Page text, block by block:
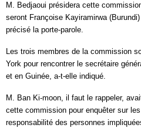
M. Bedjaoui présidera cette
seront Françoise Kayiramirwa
précisé la porte-parole.
Les trois membres de la commission
York pour rencontrer le secrétaire
et en Guinée, a-t-elle indiqué.
M. Ban Ki-moon, il faut le rappeler,
cette commission pour enquêter sur
responsabilité des personnes